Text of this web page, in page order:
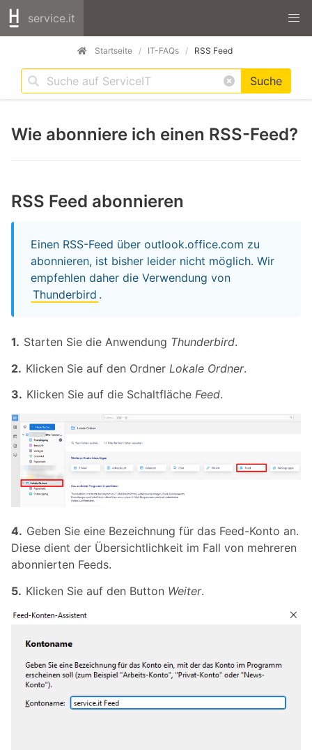
service.it
Startseite IT-FAQs RSS Feed
Suche
Wie abonniere ich einen RSS-Feed?
RSS Feed abonnieren
Einen RSS-Feed über outlook.office.com zu
abonnieren, ist bisher leider nicht möglich. Wir
empfehlen daher die Verwendung von
Thunderbird .
Starten Sie die Anwendung Thunderbird.
Klicken Sie auf den Ordner Lokale Ordner.
Klicken Sie auf die SchaltflächeFeed.
Geben Sie eine Bezeichnung für das Feed-Konto an.
Diese dient der Übersichtlichkeit im Fall von mehreren
abonnierten Feeds.
Klicken Sie auf den Button Weiter.